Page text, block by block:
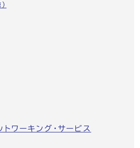
トワーキング・サービス